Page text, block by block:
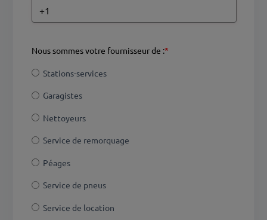
Nous sommes votre fournisseur de :*
Stations-services
Garagistes
Nettoyeurs
Service de remorquage
Péages
Service de pneus
Service de location